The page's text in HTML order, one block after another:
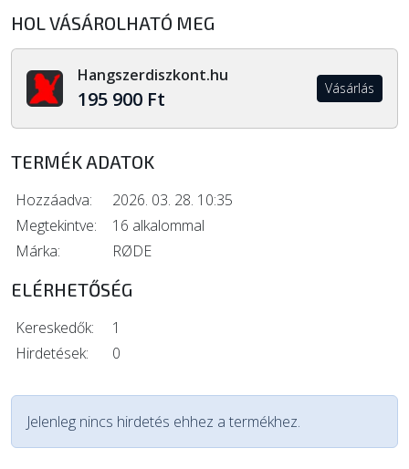
HOL VÁSÁROLHATÓ MEG
Hangszerdiszkont.hu
195 900 Ft Vásárlás
TERMÉK ADATOK
Hozzáadva:
2026. 03. 28. 10:35
Megtekintve:
16 alkalommal
Márka:
RØDE
ELÉRHETŐSÉG
Kereskedők:
1
Hirdetések:
0
Jelenleg nincs hirdetés ehhez a termékhez.